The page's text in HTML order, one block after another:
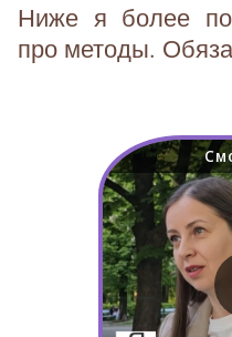
Ниже я более
про методы.